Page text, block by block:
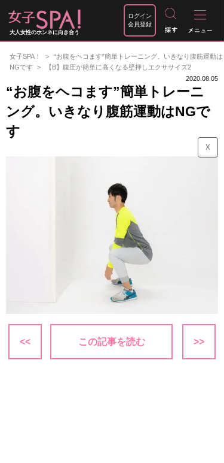
大人女性のホンネに向き合う
ログイン
会員登録
女子SPA！
“お腹をヘコます”簡単トレーニング。いきなり腹筋運動は
NGです
【B】腹圧が簡単に高くなる壁押しエクササイズ2
2020.08.05
“お腹をヘコます”簡単トレーニ
ング。いきなり腹筋運動はNGで
す
☓
<< この記事を読む >>